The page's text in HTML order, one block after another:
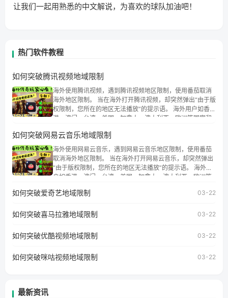
让我们一起用熟悉的中文解说，为喜欢的球队加油吧！
热门软件教程
如何突破腾讯视频地域限制
海外使用腾讯视频，遇到腾讯视频地区限制，使用番茄取消
海外地区限制。 当在海外打开腾讯视频，却突然弹出“由于版
权限制，您所在的地区无法播放”的提示语。 海外用户如香
港、澳门、台湾、美国、加拿大、澳大利亚、欧洲等国家和
权限制问题，且仅能在中国大陆地区播放。 遇到这个问题的
朋友们，使用番茄回国加速器，即可解决「海外用户收听腾
讯视频地区版权限制」的问题，无论人在香港、澳门、台
湾、美国、加拿大、澳大利亚、欧洲等国家和地区工作、留
学、定居等，都可以使用，不再因地区和版权限制所困扰。
如何突破网易云音乐地域限制
海外使用网易云音乐，遇到网易云音乐地区限制，使用番茄
取消海外地区限制。 当在海外打开网易云音乐，却突然弹出
“由于版权限制，您所在的地区无法播放”的提示语。 海外用
户如香港、澳门、台湾、美国、加拿大、澳大利亚、欧洲等
地区及版权限制问题，且仅能在中国大陆地区播放。 遇到这
户收听网易云音乐地区版权限制」的问题，无论人在香港、
工作、留学、定居等，都可以使用，不再因地区和版权限制
所困扰。
如何突破爱奇艺地域限制 03-22
如何突破喜马拉雅地域限制 03-22
如何突破优酷视频地域限制 03-22
如何突破咪咕视频地域限制 03-22
最新资讯